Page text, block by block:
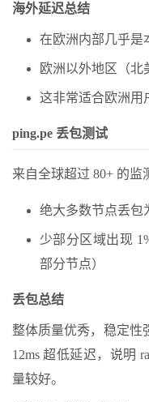
海外延迟总结
在欧洲内部几乎是
欧洲以外地区（北
这非常适合欧洲用
ping.pe 丢包测试
来自全球超过 80+ 的监
绝大多数节点丢包
少部分区域出现
部分节点）
丢包总结
整体质量优秀，稳定性
12ms 超低延迟，说明
量较好。